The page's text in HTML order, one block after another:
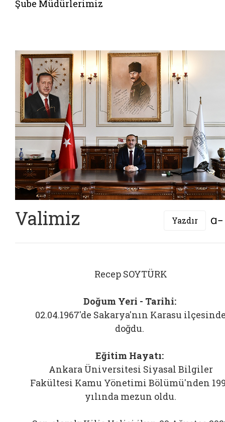
Şube Müdürlerimiz
Valimiz Yazdır
Recep SOYTÜRK
Doğum Yeri - Tarihi:
02.04.1967'de Sakarya'nın Karasu
doğdu.
Eğitim Hayatı:
Ankara Üniversitesi Siyasal Bilgiler
Fakültesi Kamu Yönetimi Bölümü'nden
yılında mezun oldu.